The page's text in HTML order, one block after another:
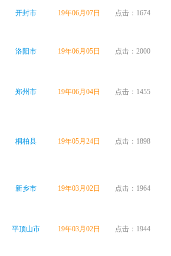
开封市 19年06月07日
点击：1674
洛阳市 19年06月05日
点击：2000
郑州市 19年06月04日
点击：1455
桐柏县 19年05月24日
点击：1898
新乡市 19年03月02日
点击：1964
平顶山市 19年03月02日
点击：1944